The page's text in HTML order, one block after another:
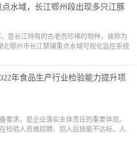
水域，长江鄂州段出现多只江豚
是长江特有的古老而珍稀的物种，被称为
北鄂州市长江禁捕重点水域可视化监控系统
年食品生产行业检验能力提升项
要求，是企业落实主体责任的重要体现。
检验人员难招聘、招入后技能不达标、人